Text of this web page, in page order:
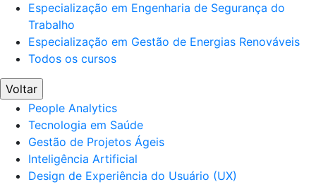
Especialização em Engenharia de Segurança do
Trabalho
Especialização em Gestão de Energias Renováveis
Todos os cursos
Voltar
People Analytics
Tecnologia em Saúde
Gestão de Projetos Ágeis
Inteligência Artificial
Design de Experiência do Usuário (UX)